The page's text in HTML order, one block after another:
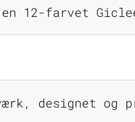
12-farvet
designet og